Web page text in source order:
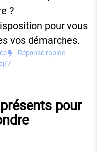
?
pour vous
vos démarches.
Réponse rapide
7
pour